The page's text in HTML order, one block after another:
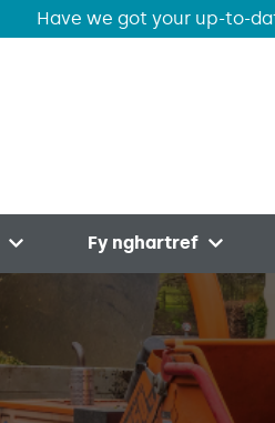
Have we got your up-to-
Fy nghartref
Open